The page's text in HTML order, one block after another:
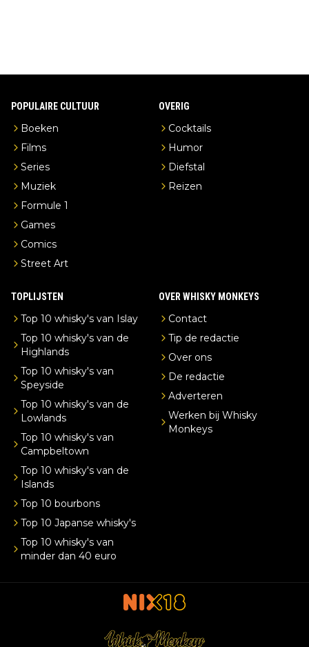
POPULAIRE CULTUUR
Boeken
Films
Series
Muziek
Formule 1
Games
Comics
Street Art
OVERIG
Cocktails
Humor
Diefstal
Reizen
TOPLIJSTEN
Top 10 whisky's van Islay
Top 10 whisky's van de
Highlands
Top 10 whisky's van
Speyside
Top 10 whisky's van de
Lowlands
Top 10 whisky's van
Campbeltown
Top 10 whisky's van de
Islands
Top 10 bourbons
Top 10 Japanse whisky's
Top 10 whisky's van
minder dan 40 euro
OVER WHISKY MONKEYS
Contact
Tip de redactie
Over ons
De redactie
Adverteren
Werken bij Whisky
Monkeys